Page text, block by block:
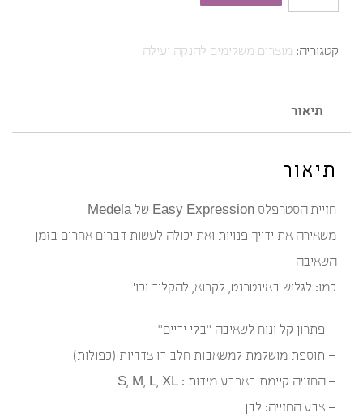
של
תומכת
Easy
קטגוריה: מוצרים משלימים להנקה יעילה
תיאור
תיאור
חזיית הסטרפלס Easy Expression של Medela
משאירה את ידייך פנויות ואת יכולה לעשות דברים אחרים בזמן
השאיבה
כמו: לגלוש באינטרנט, לקרוא, להקליד וכו'
– פתרון קל ונוח לשאיבה "בלי ידיים"
– תוספת מושלמת למשאבות חלב דו צדדיות (כפולות)
– החזייה קיימת בארבע מידות : S, M, L, XL
– צבע החזייה: לבן